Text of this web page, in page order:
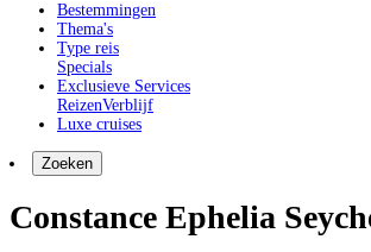
Bestemmingen
Thema's
Type reis
Specials
Exclusieve Services
ReizenVerblijf
Luxe cruises
Zoeken
Constance Ephelia